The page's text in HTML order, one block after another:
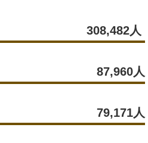
308,482人
87,960人
79,171人